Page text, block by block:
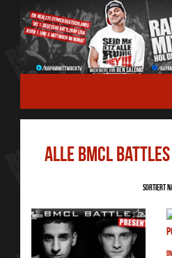
ALLE BMCL BATTLES
Sortiert